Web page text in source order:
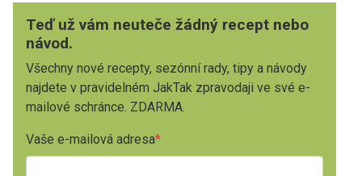
Teď už vám neuteče žádný recept nebo
návod.
Všechny nové recepty, sezónní rady, tipy a návody
najdete v pravidelném JakTak zpravodaji ve své e-
mailové schránce. ZDARMA.
Vaše e-mailová adresa